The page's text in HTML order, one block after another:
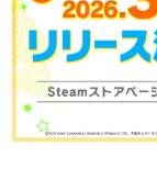
ルを
解説
若
『う
一先